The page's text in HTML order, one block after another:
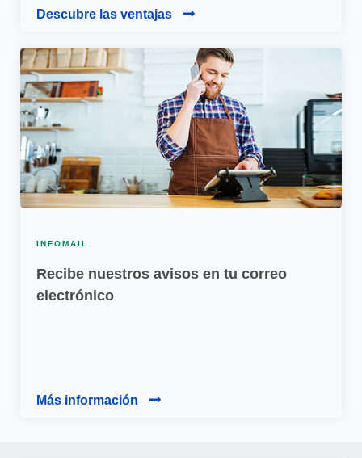
Descubre las ventajas
INFOMAIL
Recibe nuestros avisos en tu correo
electrónico
Más información